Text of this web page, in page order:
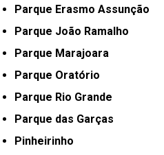
Parque Erasmo Assunção
Parque João Ramalho
Parque Marajoara
Parque Oratório
Parque Rio Grande
Parque das Garças
Pinheirinho